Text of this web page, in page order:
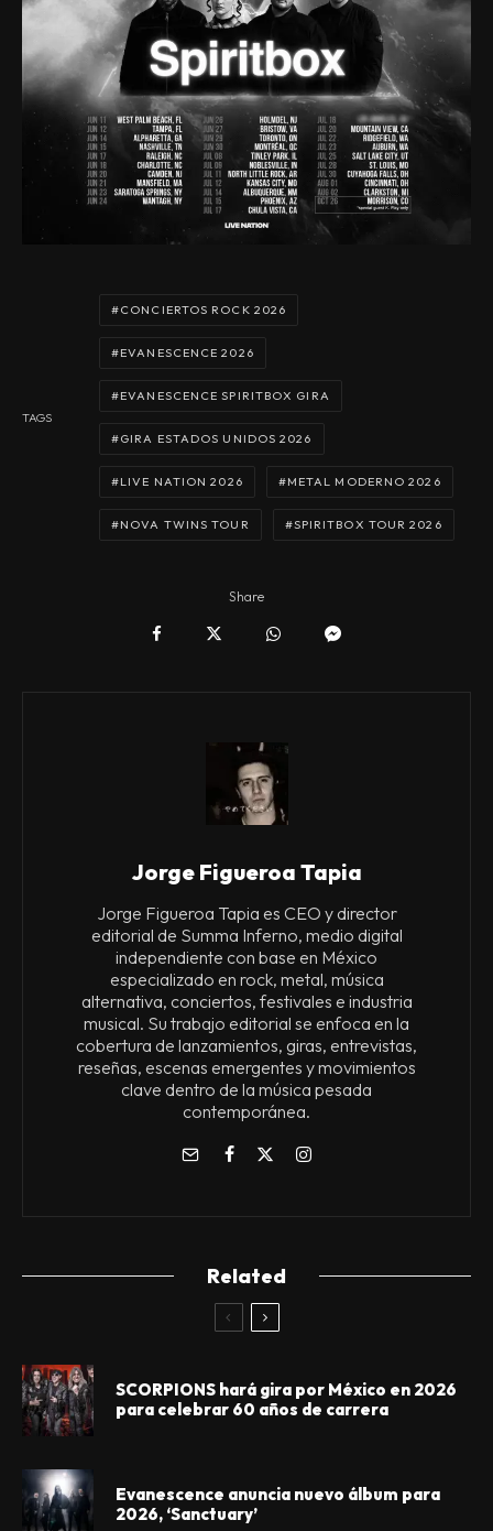
TAGS
CONCIERTOS ROCK 2026
EVANESCENCE 2026
EVANESCENCE SPIRITBOX GIRA
GIRA ESTADOS UNIDOS 2026
LIVE NATION 2026 METAL MODERNO 2026
NOVA TWINS TOUR SPIRITBOX TOUR 2026
Share
Jorge Figueroa Tapia
Jorge Figueroa Tapia es CEO y director
editorial de Summa Inferno, medio digital
independiente con base en México
especializado en rock, metal, música
alternativa, conciertos, festivales e industria
musical. Su trabajo editorial se enfoca en la
cobertura de lanzamientos, giras, entrevistas,
reseñas, escenas emergentes y movimientos
clave dentro de la música pesada
contemporánea.
Related
SCORPIONS hará gira por México en 2026
para celebrar 60 años de carrera
Evanescence anuncia nuevo álbum para
2026, ‘Sanctuary’